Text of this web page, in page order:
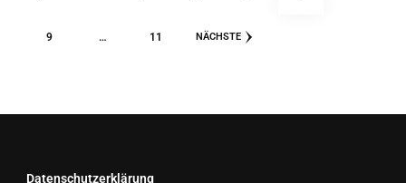
Beiträge
SEITE
9 … SEITE
11 NÄCHSTE
Datenschutzerklärung